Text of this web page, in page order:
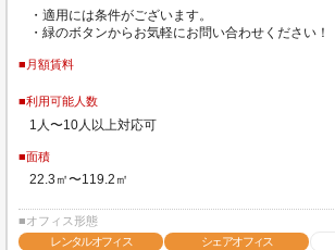
・適用には条件がございます。
・緑のボタンからお気軽にお問い合わせください！
■月額賃料
■利用可能人数
1人〜10人以上対応可
■面積
22.3㎡〜119.2㎡
■オフィス形態
レンタルオフィス
シェアオフィス